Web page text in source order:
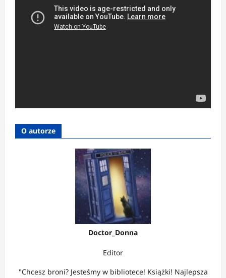
O autorze
Doctor_Donna
Editor
"Chcesz broni? Jesteśmy w bibliotece! Książki! Najlepsza